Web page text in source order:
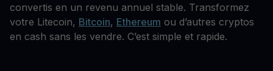
convertis en un revenu annuel stable. Transformez
votre Litecoin, Bitcoin, Ethereum ou d’autres cryptos
en cash sans les vendre. C’est simple et rapide.